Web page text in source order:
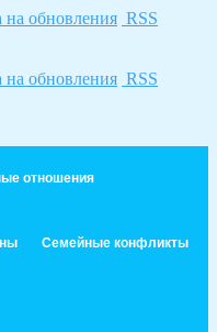
обновления RSS
обновления RSS
отношения
Семейные конфликты